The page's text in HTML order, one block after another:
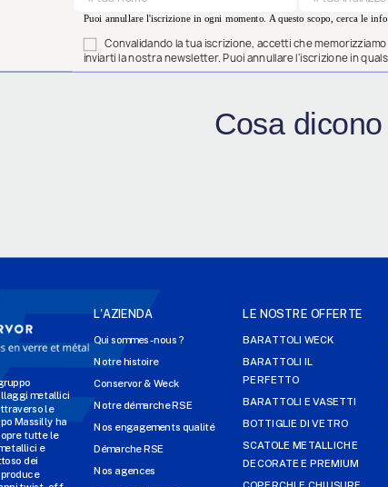
Puoi annullare l'iscrizione in ogni momento. A questo scopo, cerca le
Convalidando la tua iscrizione, accetti che
inviarti la nostra newsletter. Puoi annullare l'iscrizione in
Cosa
metallici
le
Massilly ha
tutte le
e
dei
L'AZIENDA
Qui sommes-nous ?
Notre histoire
Conservor & Weck
Notre démarche RSE
Nos engagements qualité
Démarche RSE
Nos agences
LE NOSTRE OFFERTE
BARATTOLI WECK
BARATTOLI IL
PERFETTO
BARATTOLI E VASETTI
BOTTIGLIE DI VETRO
SCATOLE METALLICHE
DECORATE E PREMIUM